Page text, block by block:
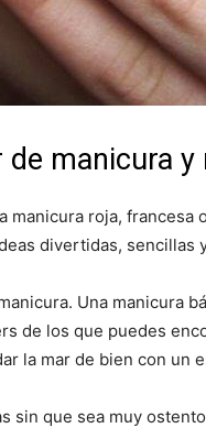
de manicura
manicura roja, francesa
divertidas, sencillas
Una manicura
de los que puedes
la mar de bien con un
sin que sea muy